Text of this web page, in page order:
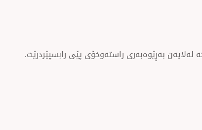
لەلایەن بەڕێوەبەری راستەوخۆی پێی رابسپێردرێت.